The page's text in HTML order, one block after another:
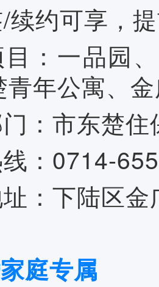
/续约可享，
：一品园
青年公寓、
：市东楚住
：0714-
：下陆区
庭专属